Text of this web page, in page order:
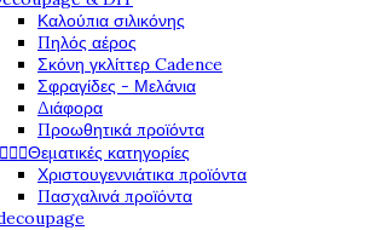
Καλούπια σιλικόνης
Πηλός αέρος
Σκόνη γκλίττερ Cadence
Σφραγίδες - Μελάνια
Διάφορα
Προωθητικά προϊόντα
Θεματικές κατηγορίες
Χριστουγεννιάτικα προϊόντα
Πασχαλινά προϊόντα